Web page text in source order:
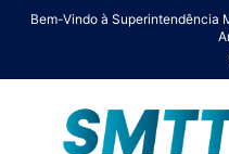
Bem-Vindo à Superintendência